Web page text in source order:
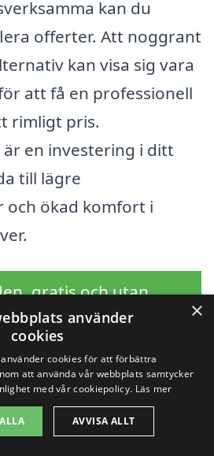
kan du
offerter. Att noggrant
kan visa sig vara
att få en professionell
rimligt pris.
en investering i ditt
till lägre
och ökad komfort i
gratis och utan
för
×
använder
cookies
cookies för att förbättra
att använda vår webbplats samtycker
med vår cookiepolicy. Läs mer
AVVISA ALLT